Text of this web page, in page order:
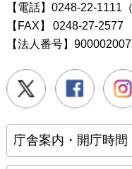
【電話】0248-22-1111
【FAX】
0248-27-2577
【法人番号】
Twitter
庁舎案内・開庁時間